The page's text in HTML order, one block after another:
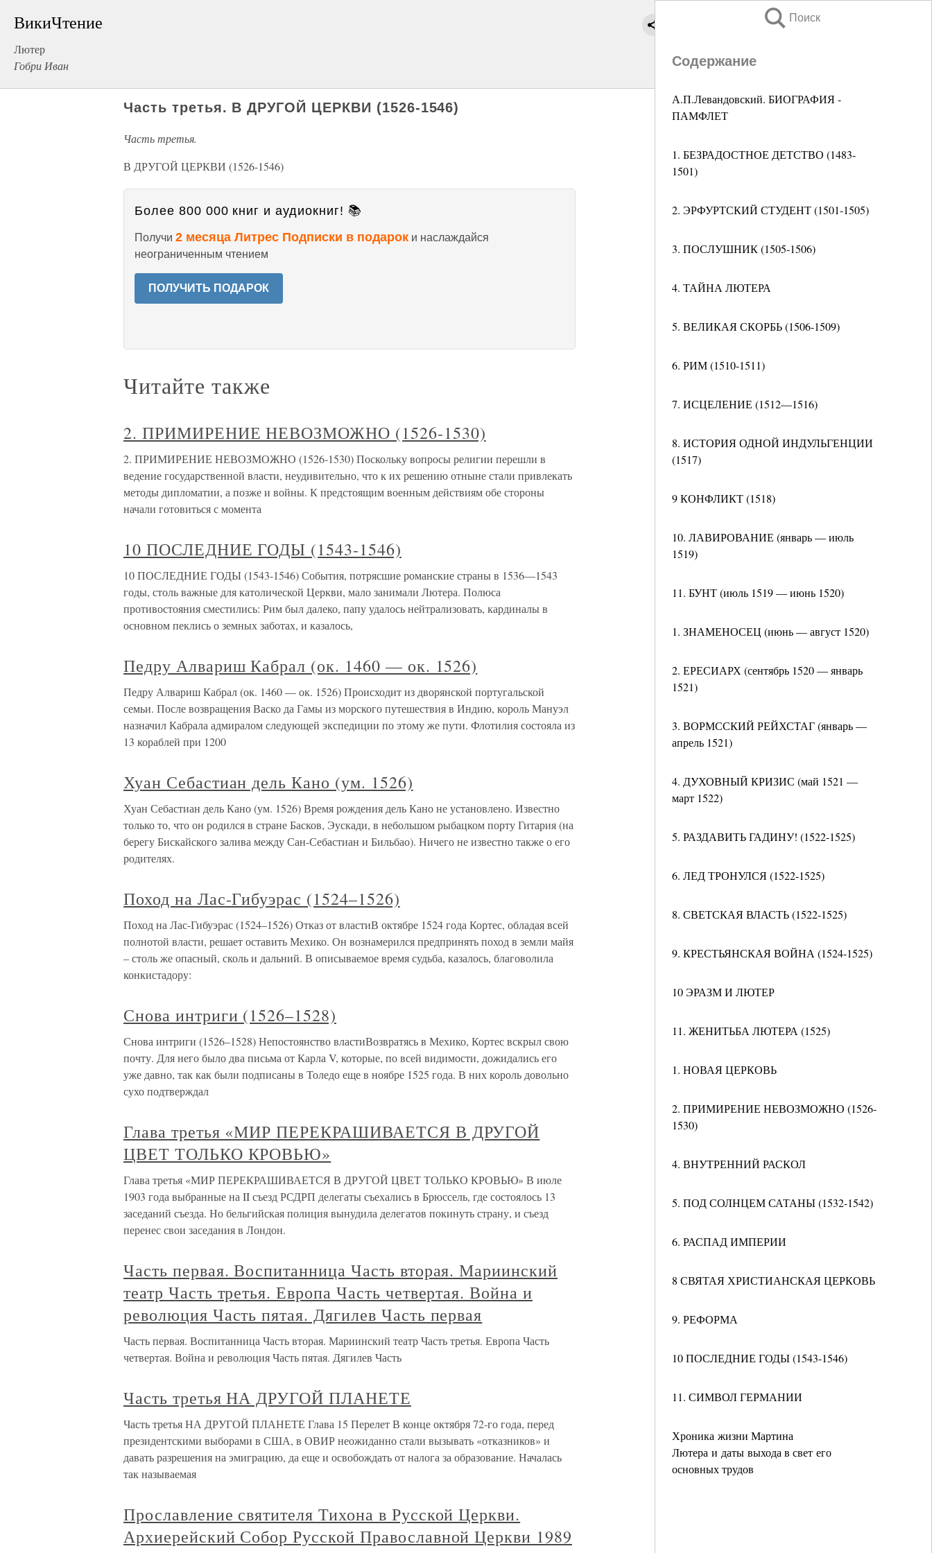
ВикиЧтение
Лютер
Гобри Иван
Поиск
Содержание
А.П.Левандовский. БИОГРАФИЯ -
ПАМФЛЕТ
1. БЕЗРАДОСТНОЕ ДЕТСТВО (1483-
1501)
2. ЭРФУРТСКИЙ СТУДЕНТ (1501-1505)
3. ПОСЛУШНИК (1505-1506)
4. ТАЙНА ЛЮТЕРА
5. ВЕЛИКАЯ СКОРБЬ (1506-1509)
6. РИМ (1510-1511)
7. ИСЦЕЛЕНИЕ (1512—1516)
8. ИСТОРИЯ ОДНОЙ ИНДУЛЬГЕНЦИИ
(1517)
9 КОНФЛИКТ (1518)
10. ЛАВИРОВАНИЕ (январь — июль
1519)
11. БУНТ (июль 1519 — июнь 1520)
1. ЗНАМЕНОСЕЦ (июнь — август 1520)
2. ЕРЕСИАРХ (сентябрь 1520 — январь
1521)
3. ВОРМССКИЙ РЕЙХСТАГ (январь —
апрель 1521)
4. ДУХОВНЫЙ КРИЗИС (май 1521 —
март 1522)
5. РАЗДАВИТЬ ГАДИНУ! (1522-1525)
6. ЛЕД ТРОНУЛСЯ (1522-1525)
8. СВЕТСКАЯ ВЛАСТЬ (1522-1525)
9. КРЕСТЬЯНСКАЯ ВОЙНА (1524-1525)
10 ЭРАЗМ И ЛЮТЕР
11. ЖЕНИТЬБА ЛЮТЕРА (1525)
1. НОВАЯ ЦЕРКОВЬ
2. ПРИМИРЕНИЕ НЕВОЗМОЖНО (1526-
1530)
4. ВНУТРЕННИЙ РАСКОЛ
5. ПОД СОЛНЦЕМ САТАНЫ (1532-1542)
6. РАСПАД ИМПЕРИИ
8 СВЯТАЯ ХРИСТИАНСКАЯ ЦЕРКОВЬ
9. РЕФОРМА
10 ПОСЛЕДНИЕ ГОДЫ (1543-1546)
11. СИМВОЛ ГЕРМАНИИ
Хроника жизни Мартина
Лютера и даты выхода в свет его
основных трудов
Часть третья. В ДРУГОЙ ЦЕРКВИ (1526-1546)
Часть третья.
В ДРУГОЙ ЦЕРКВИ (1526-1546)
Более 800 000 книг и аудиокниг! 📚
Получи 2 месяца Литрес Подписки в подарок и наслаждайся
неограниченным чтением
ПОЛУЧИТЬ ПОДАРОК
Читайте также
2. ПРИМИРЕНИЕ НЕВОЗМОЖНО (1526-1530)
2. ПРИМИРЕНИЕ НЕВОЗМОЖНО (1526-1530) Поскольку вопросы религии перешли в
ведение государственной власти, неудивительно, что к их решению отныне стали привлекать
методы дипломатии, а позже и войны. К предстоящим военным действиям обе стороны
начали готовиться с момента
10 ПОСЛЕДНИЕ ГОДЫ (1543-1546)
10 ПОСЛЕДНИЕ ГОДЫ (1543-1546) События, потрясшие романские страны в 1536—1543
годы, столь важные для католической Церкви, мало занимали Лютера. Полюса
противостояния сместились: Рим был далеко, папу удалось нейтрализовать, кардиналы в
основном пеклись о земных заботах, и казалось,
Педру Алвариш Кабрал (ок. 1460 — ок. 1526)
Педру Алвариш Кабрал (ок. 1460 — ок. 1526) Происходит из дворянской португальской
семьи. После возвращения Васко да Гамы из морского путешествия в Индию, король Мануэл
назначил Кабрала адмиралом следующей экспедиции по этому же пути. Флотилия состояла из
13 кораблей при 1200
Хуан Себастиан дель Кано (ум. 1526)
Хуан Себастиан дель Кано (ум. 1526) Время рождения дель Кано не установлено. Известно
только то, что он родился в стране Басков, Эускади, в небольшом рыбацком порту Гитария (на
берегу Бискайского залива между Сан-Себастиан и Бильбао). Ничего не известно также о его
родителях.
Поход на Лас-Гибуэрас (1524–1526)
Поход на Лас-Гибуэрас (1524–1526) Отказ от властиВ октябре 1524 года Кортес, обладая всей
полнотой власти, решает оставить Мехико. Он вознамерился предпринять поход в земли майя
– столь же опасный, сколь и дальний. В описываемое время судьба, казалось, благоволила
конкистадору:
Снова интриги (1526–1528)
Снова интриги (1526–1528) Непостоянство властиВозвратясь в Мехико, Кортес вскрыл свою
почту. Для него было два письма от Карла V, которые, по всей видимости, дожидались его
уже давно, так как были подписаны в Толедо еще в ноябре 1525 года. В них король довольно
сухо подтверждал
Глава третья «МИР ПЕРЕКРАШИВАЕТСЯ В ДРУГОЙ
ЦВЕТ ТОЛЬКО КРОВЬЮ»
Глава третья «МИР ПЕРЕКРАШИВАЕТСЯ В ДРУГОЙ ЦВЕТ ТОЛЬКО КРОВЬЮ» В июле
1903 года выбранные на II съезд РСДРП делегаты съехались в Брюссель, где состоялось 13
заседаний съезда. Но бельгийская полиция вынудила делегатов покинуть страну, и съезд
перенес свои заседания в Лондон.
Часть первая. Воспитанница Часть вторая. Мариинский
театр Часть третья. Европа Часть четвертая. Война и
революция Часть пятая. Дягилев Часть первая
Часть первая. Воспитанница Часть вторая. Мариинский театр Часть третья. Европа Часть
четвертая. Война и революция Часть пятая. Дягилев Часть
Часть третья НА ДРУГОЙ ПЛАНЕТЕ
Часть третья НА ДРУГОЙ ПЛАНЕТЕ Глава 15 Перелет В конце октября 72-го года, перед
президентскими выборами в США, в ОВИР неожиданно стали вызывать «отказников» и
давать разрешения на эмиграцию, да еще и освобождать от налога за образование. Началась
так называемая
Прославление святителя Тихона в Русской Церкви.
Архиерейский Собор Русской Православной Церкви 1989